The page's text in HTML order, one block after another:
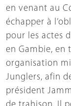
en venant au
échapper à
pour les actes
en Gambie, en
organisation
Junglers, afin
président